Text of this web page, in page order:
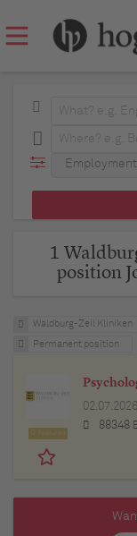
1
position
Waldburg-Zeil Kliniken
Permanent position
88348